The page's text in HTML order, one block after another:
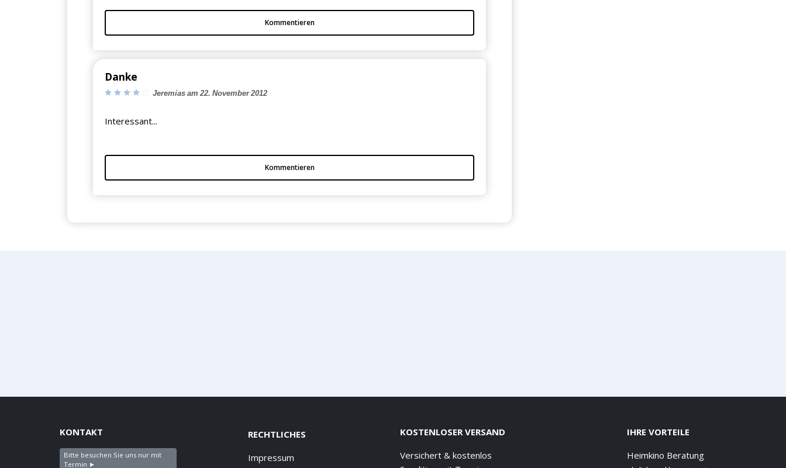
Kommentieren
Danke
Jeremias am 22. November 2012
Interessant...
Kommentieren
KONTAKT
Bitte besuchen Sie uns nur mit
Termin ►
RECHTLICHES
Impressum
KOSTENLOSER VERSAND
Versichert & kostenlos
IHRE VORTEILE
Heimkino Beratung